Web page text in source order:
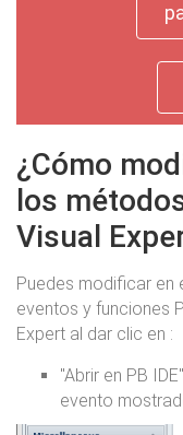
¿Cómo
los
Visual
Puedes modificar en
eventos y funciones
Expert al dar clic en :
"Abrir en PB
evento